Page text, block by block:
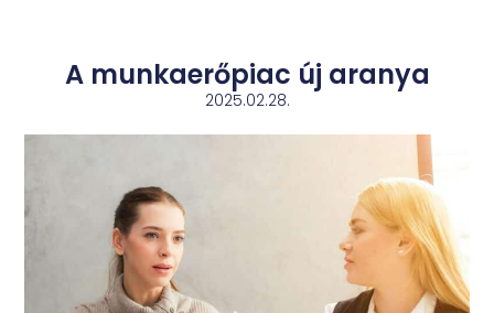
A munkaerőpiac új aranya
2025.02.28.